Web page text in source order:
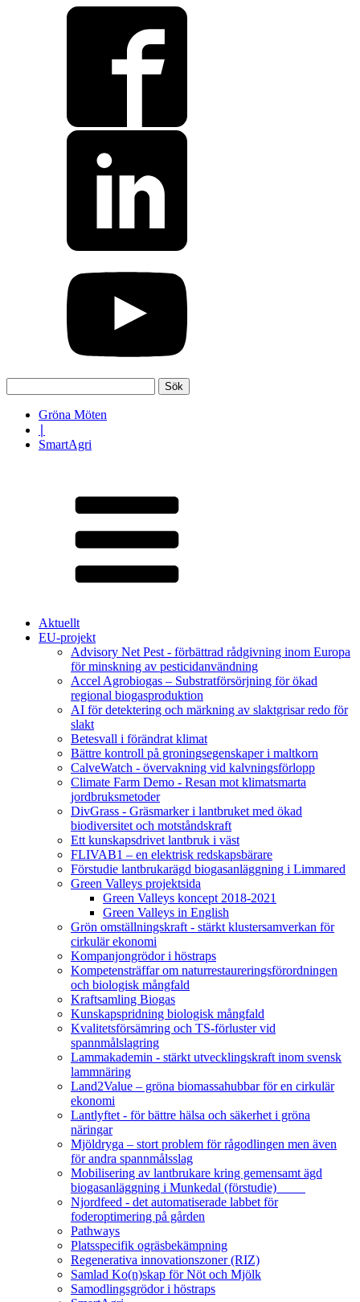
efter:
Gröna Möten
SmartAgri
Aktuellt
EU-projekt
Advisory Net Pest - förbättrad rådgivning inom Europa
för minskning av pesticidanvändning
Accel Agrobiogas – Substratförsörjning för ökad
regional biogasproduktion
AI för detektering och märkning av slaktgrisar redo för
slakt
Betesvall i förändrat klimat
Bättre kontroll på groningsegenskaper i maltkorn
CalveWatch - övervakning vid kalvningsförlopp
Climate Farm Demo - Resan mot klimatsmarta
jordbruksmetoder
DivGrass - Gräsmarker i lantbruket med ökad
biodiversitet och motståndskraft
Ett kunskapsdrivet lantbruk i väst
FLIVAB1 – en elektrisk redskapsbärare
Förstudie lantbrukarägd biogasanläggning i Limmared
Green Valleys projektsida
Green Valleys koncept 2018-2021
Green Valleys in English
Grön omställningskraft - stärkt klustersamverkan för
cirkulär ekonomi
Kompanjongrödor i höstraps
Kompetensträffar om naturrestaureringsförordningen
och biologisk mångfald
Kraftsamling Biogas
Kunskapspridning biologisk mångfald
Kvalitetsförsämring och TS-förluster vid
spannmålslagring
Lammakademin - stärkt utvecklingskraft inom svensk
lammnäring
Land2Value – gröna biomassahubbar för en cirkulär
ekonomi
Lantlyftet - för bättre hälsa och säkerhet i gröna
näringar
Mjöldryga – stort problem för rågodlingen men även
för andra spannmålsslag
Mobilisering av lantbrukare kring gemensamt ägd
biogasanläggning i Munkedal (förstudie)
Njordfeed - det automatiserade labbet för
foderoptimering på gården
Pathways
Platsspecifik ogräsbekämpning
Regenerativa innovationszoner (RIZ)
Samlad Ko(n)skap för Nöt och Mjölk
Samodlingsgrödor i höstraps